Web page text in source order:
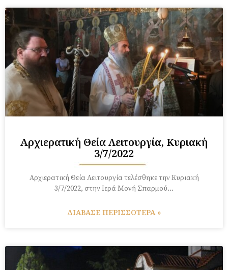
Αρχιερατική Θεία Λειτουργία, Κυριακή
3/7/2022
Aρχιερατική Θεία Λειτουργία τελέσθηκε την Κυριακή
3/7/2022, στην Ιερά Μονή Σπαρμού…
ΔΙΑΒΑΣΕ ΠΕΡΙΣΣΟΤΕΡΑ »